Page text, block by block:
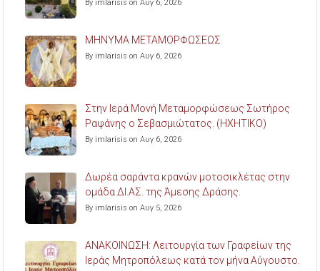
By imlarisis on Αυγ 6, 2026
ΜΗΝΥΜΑ ΜΕΤΑΜΟΡΦΩΣΕΩΣ
By imlarisis on Αυγ 6, 2026
Στην Ιερά Μονή Μεταμορφώσεως Σωτήρος
Ραψάνης ο Σεβασμιώτατος. (ΗΧΗΤΙΚΟ)
By imlarisis on Αυγ 6, 2026
Δωρέα σαράντα κρανών μοτοσικλέτας στην
ομάδα ΔΙ.ΑΣ. της Άμεσης Δράσης.
By imlarisis on Αυγ 5, 2026
ΑΝΑΚΟΙΝΩΣΗ: Λειτουργία των Γραφείων της
Ιεράς Μητροπόλεως κατά τον μήνα Αύγουστο.